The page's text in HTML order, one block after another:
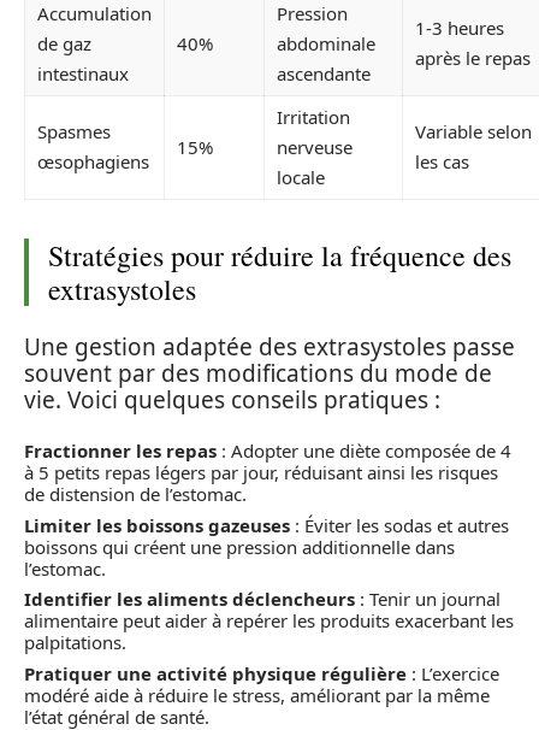
Accumulation
de gaz
intestinaux
40%
Pression
abdominale
ascendante
1-3 heures
après le repas
Spasmes
œsophagiens
15%
Irritation
nerveuse
locale
Variable selon
les cas
Stratégies pour réduire la fréquence des
extrasystoles
Une gestion adaptée des extrasystoles passe
souvent par des modifications du mode de
vie. Voici quelques conseils pratiques :
Fractionner les repas : Adopter une diète composée de 4
à 5 petits repas légers par jour, réduisant ainsi les risques
de distension de l’estomac.
Limiter les boissons gazeuses : Éviter les sodas et autres
boissons qui créent une pression additionnelle dans
l’estomac.
Identifier les aliments déclencheurs : Tenir un journal
alimentaire peut aider à repérer les produits exacerbant les
palpitations.
Pratiquer une activité physique régulière : L’exercice
modéré aide à réduire le stress, améliorant par la même
l’état général de santé.